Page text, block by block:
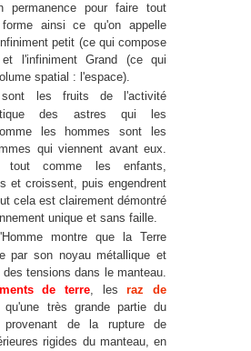
permanence pour faire tout
ainsi ce qu'on appelle
petit (ce qui compose
l'infiniment Grand (ce qui
spatial : l'espace).
les fruits de l'activité
des astres qui les
les hommes sont les
qui viennent avant eux.
tout comme les enfants,
et croissent, puis engendrent
cela est clairement démontré
unique et sans faille.
montre que la Terre
par son noyau métallique et
tensions dans le manteau.
de terre, lesraz de
très grande partie du
de la rupture de
rigides du manteau, en